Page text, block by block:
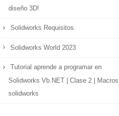
diseño 3D!
Solidworks Requisitos
Solidworks World 2023
Tutorial aprende a programar en
Solidworks Vb.NET | Clase 2 | Macros
solidworks